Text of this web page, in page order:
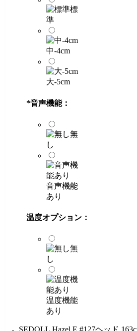
標
準
中-4cm
大-5cm
*音声機能：
無
し
音声機能
あり
温度オプション：
無
し
温度機能
あり